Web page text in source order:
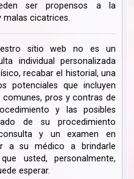
ser propensos a la
malas cicatrices.
sitio web no es un
individual personalizada
recabar el historial, una
potenciales que incluyen
pros y contras de
y las posibles
de su procedimiento
y un examen en
a su médico a brindarle
usted, personalmente,
esperar.